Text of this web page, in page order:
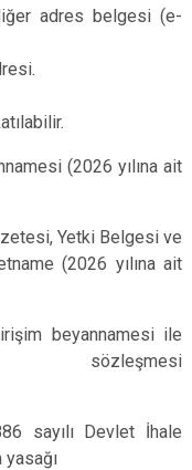
adres belgesi (e-
(2026 yılına ait
Yetki Belgesi ve
(2026 yılına ait
beyannamesi ile
sözleşmesi
sayılı Devlet İhale
yasağı